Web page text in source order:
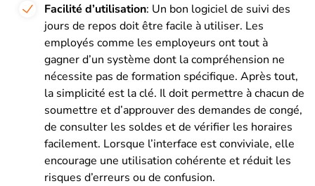
Facilité d’utilisation: Un bon logiciel de suivi des
jours de repos doit être facile à utiliser. Les
employés comme les employeurs ont tout à
gagner d’un système dont la compréhension ne
nécessite pas de formation spécifique. Après tout,
la simplicité est la clé. Il doit permettre à chacun de
soumettre et d’approuver des demandes de congé,
de consulter les soldes et de vérifier les horaires
facilement. Lorsque l’interface est conviviale, elle
encourage une utilisation cohérente et réduit les
risques d’erreurs ou de confusion.